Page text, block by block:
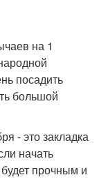
на 1
посадить
большой
- это закладка
начать
прочным и